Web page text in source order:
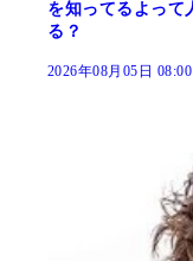
を知ってるよって
る？
2026年08月05日 08:00